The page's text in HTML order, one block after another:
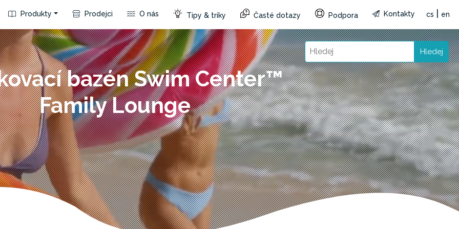
Produkty Prodejci O nás Tipy & triky Časté dotazy Podpora Kontakty cs en
Hledej
bazén Swim Center™
Family Lounge